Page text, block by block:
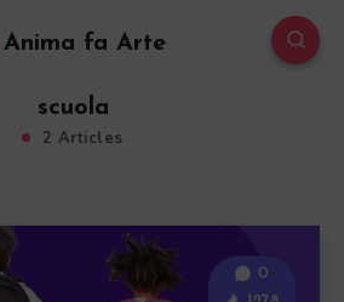
Anima fa Arte
scuola
2 Articles
0